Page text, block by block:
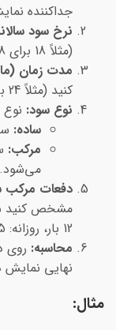
جداکننده نمایش
نرخ سود
(مثلاً 18 برای 18 درصد).
مدت زمان
کنید (مثلاً 24 برای 2 سال).
نوع سود:
ساده:
مرکب:
می‌شود.
دفعات
مشخص کنید
12 بار، روزانه: 365 بار).
محاسبه: روی
نهایی نمایش
مثال: